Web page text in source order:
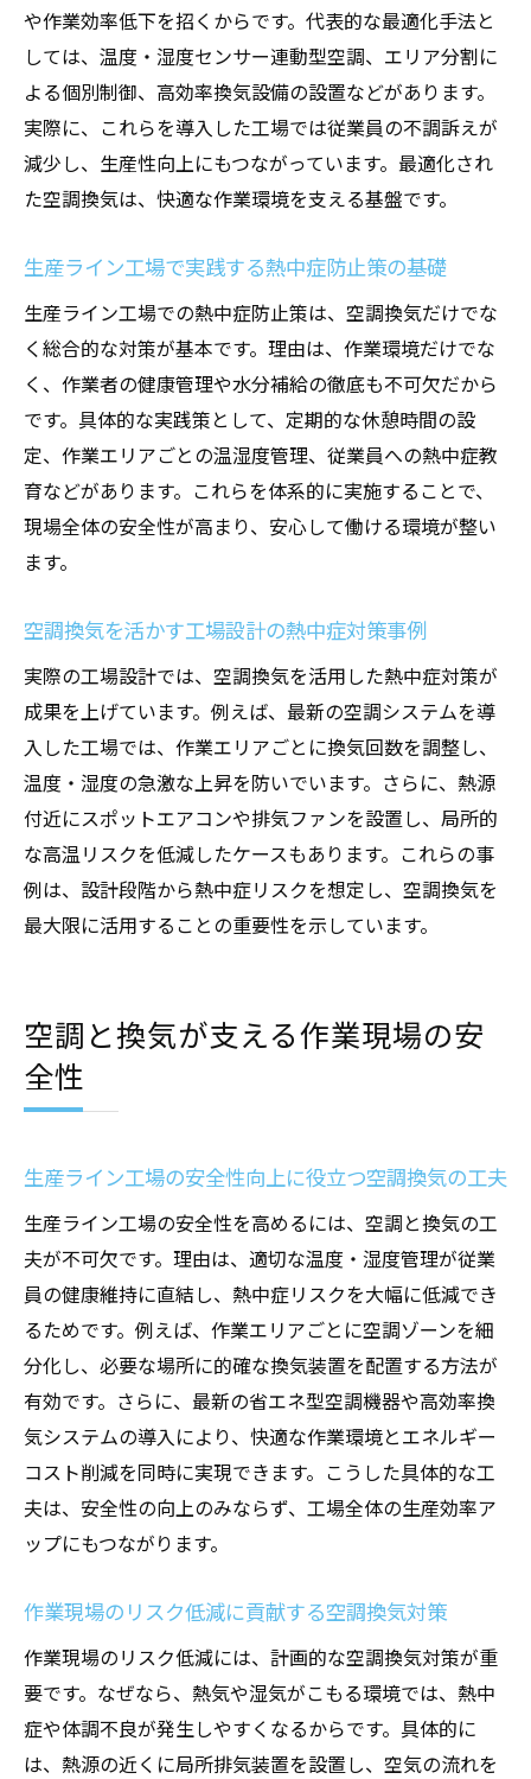
や作業効率低下を招くからです。代表的な最適化手法と
しては、温度・湿度センサー連動型空調、エリア分割に
よる個別制御、高効率換気設備の設置などがあります。
実際に、これらを導入した工場では従業員の不調訴えが
減少し、生産性向上にもつながっています。最適化され
た空調換気は、快適な作業環境を支える基盤です。
生産ライン工場で実践する熱中症防止策の基礎
生産ライン工場での熱中症防止策は、空調換気だけでな
く総合的な対策が基本です。理由は、作業環境だけでな
く、作業者の健康管理や水分補給の徹底も不可欠だから
です。具体的な実践策として、定期的な休憩時間の設
定、作業エリアごとの温湿度管理、従業員への熱中症教
育などがあります。これらを体系的に実施することで、
現場全体の安全性が高まり、安心して働ける環境が整い
ます。
空調換気を活かす工場設計の熱中症対策事例
実際の工場設計では、空調換気を活用した熱中症対策が
成果を上げています。例えば、最新の空調システムを導
入した工場では、作業エリアごとに換気回数を調整し、
温度・湿度の急激な上昇を防いでいます。さらに、熱源
付近にスポットエアコンや排気ファンを設置し、局所的
な高温リスクを低減したケースもあります。これらの事
例は、設計段階から熱中症リスクを想定し、空調換気を
最大限に活用することの重要性を示しています。
空調と換気が支える作業現場の安
全性
生産ライン工場の安全性向上に役立つ空調換気の工夫
生産ライン工場の安全性を高めるには、空調と換気の工
夫が不可欠です。理由は、適切な温度・湿度管理が従業
員の健康維持に直結し、熱中症リスクを大幅に低減でき
るためです。例えば、作業エリアごとに空調ゾーンを細
分化し、必要な場所に的確な換気装置を配置する方法が
有効です。さらに、最新の省エネ型空調機器や高効率換
気システムの導入により、快適な作業環境とエネルギー
コスト削減を同時に実現できます。こうした具体的な工
夫は、安全性の向上のみならず、工場全体の生産効率ア
ップにもつながります。
作業現場のリスク低減に貢献する空調換気対策
作業現場のリスク低減には、計画的な空調換気対策が重
要です。なぜなら、熱気や湿気がこもる環境では、熱中
症や体調不良が発生しやすくなるからです。具体的に
は、熱源の近くに局所排気装置を設置し、空気の流れを